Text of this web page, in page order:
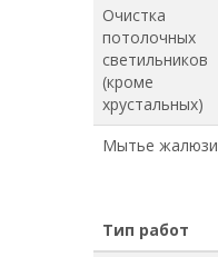
Очистка
потолочных
светильников
(кроме
хрустальных)
Мытье жалюзи
Тип работ